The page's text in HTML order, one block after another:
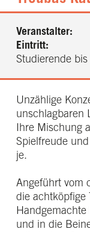
Veranstalter:
Eintritt:
Studierende
Unzählige
unschlagbaren
Ihre Mischung
Spielfreude
je.
Angeführt vom
die achtköpfige
und in die